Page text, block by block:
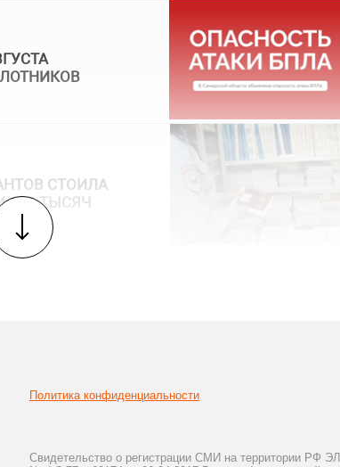
СТОИЛА
ТЫСЯЧ
Политика конфиденциальности
Свидетельство о регистрации СМИ на территории РФ ЭЛ